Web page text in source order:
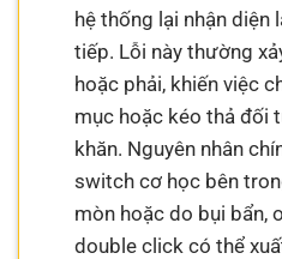
hệ thống lại nhận diện
tiếp. Lỗi này thường
hoặc phải, khiến việc
mục hoặc kéo thả đối
khăn. Nguyên nhân
switch cơ học bên
mòn hoặc do bụi bẩn,
double click có thể